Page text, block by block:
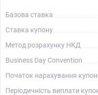
Базова ставка
Ставка купону
Метод розрахунку НКД
Business Day Convention
Початок нарахування
Періодичність виплати